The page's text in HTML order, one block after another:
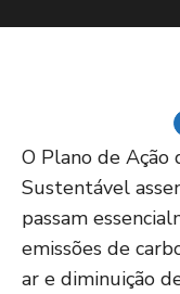
O Plano de
Sustentável
passam
emissões de
ar e diminuição